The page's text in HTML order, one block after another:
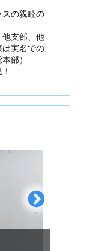
スの親睦の
支部、他
実名での
部）